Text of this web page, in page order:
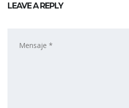
LEAVE A REPLY